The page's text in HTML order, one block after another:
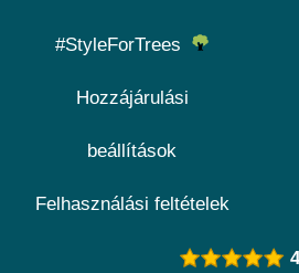
#StyleForTrees
Hozzájárulási
beállítások
Felhasználási feltételek